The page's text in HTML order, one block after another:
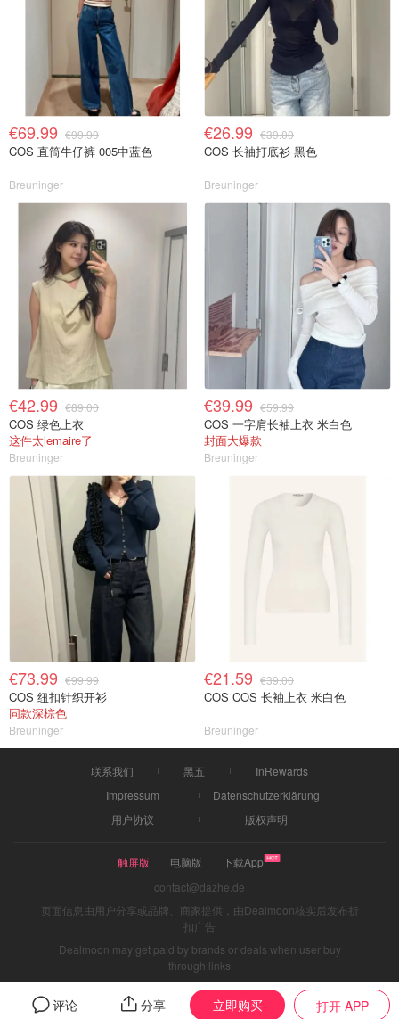
€69.99 €99.99
COS 直筒牛仔裤 005中蓝色
Breuninger
€26.99 €39.00
COS 长袖打底衫 黑色
Breuninger
€42.99 €89.00
COS 绿色上衣
这件太lemaire了
Breuninger
€39.99 €59.99
COS 一字肩长袖上衣 米白色
封面大爆款
Breuninger
€73.99 €99.99
COS 纽扣针织开衫
同款深棕色
Breuninger
€21.59 €39.00
COS COS 长袖上衣 米白色
Breuninger
评论 分享 立即购买 打开 APP
联系我们 黑五
InRewards
Impressum
Datenschutzerklärung
用户协议
版权声明
触屏版 电脑版
下载App
contact@dazhe.de
页面信息由用户分享或品牌、商家提供，由Dealmoon核实后发布折
扣广告
Dealmoon may get paid by brands or deals when user buy
through links